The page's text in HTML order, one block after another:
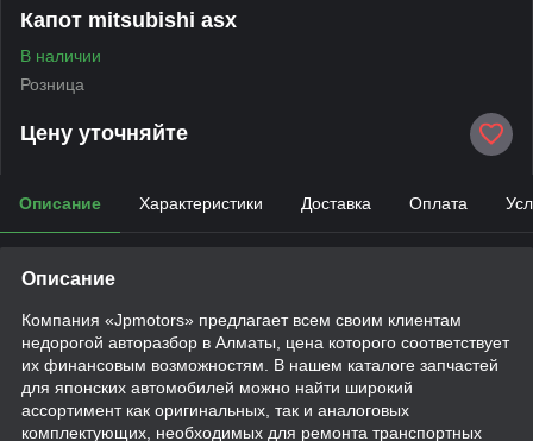
Капот mitsubishi asx
В наличии
Розница
Цену уточняйте
Описание Характеристики Доставка Оплата
Описание
Компания «Jpmotors» предлагает всем своим клиентам
недорогой авторазбор в Алматы, цена которого соответствует
их финансовым возможностям. В нашем каталоге запчастей
для японских автомобилей можно найти широкий
ассортимент как оригинальных, так и аналоговых
комплектующих, необходимых для ремонта транспортных